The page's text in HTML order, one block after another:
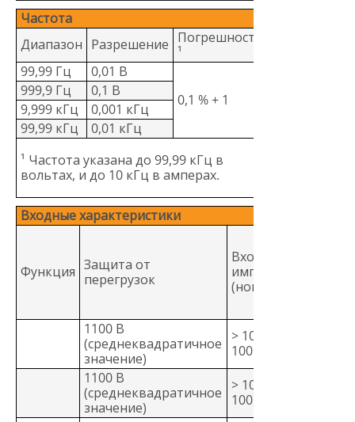
Частота
Диапазон Разрешение Погрешность
¹
99,99 Гц
0,01 В
0,1 % + 1
999,9 Гц
0,1 В
9,999 кГц
0,001 кГц
99,99 кГц
0,01 кГц
¹ Частота указана до 99,99 кГц в
вольтах, и до 10 кГц в амперах.
Входные характеристики
Функция Защита от
перегрузок
Входной
импеданс
(номинальный)
1100 В
(среднеквадратичное
значение)
> 10 МОм >
100 пФ
1100 В
(среднеквадратичное
значение)
> 10 МОм >
100 пФ